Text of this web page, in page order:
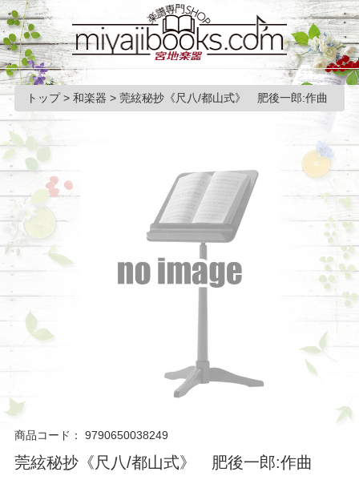
トップ> 和楽器 > 莞絃秘抄《尺八/都山式》 肥後一郎:作曲
商品コード： 9790650038249
莞絃秘抄《尺八/都山式》 肥後一郎:作曲